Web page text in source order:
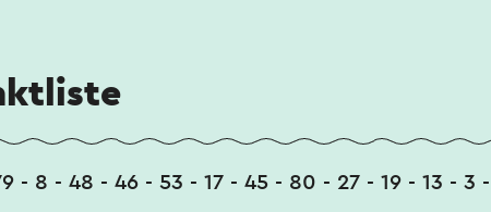
- 8 - 48 - 46 - 53 - 17 - 45 - 80 - 27 - 19 - 13 - 3 -